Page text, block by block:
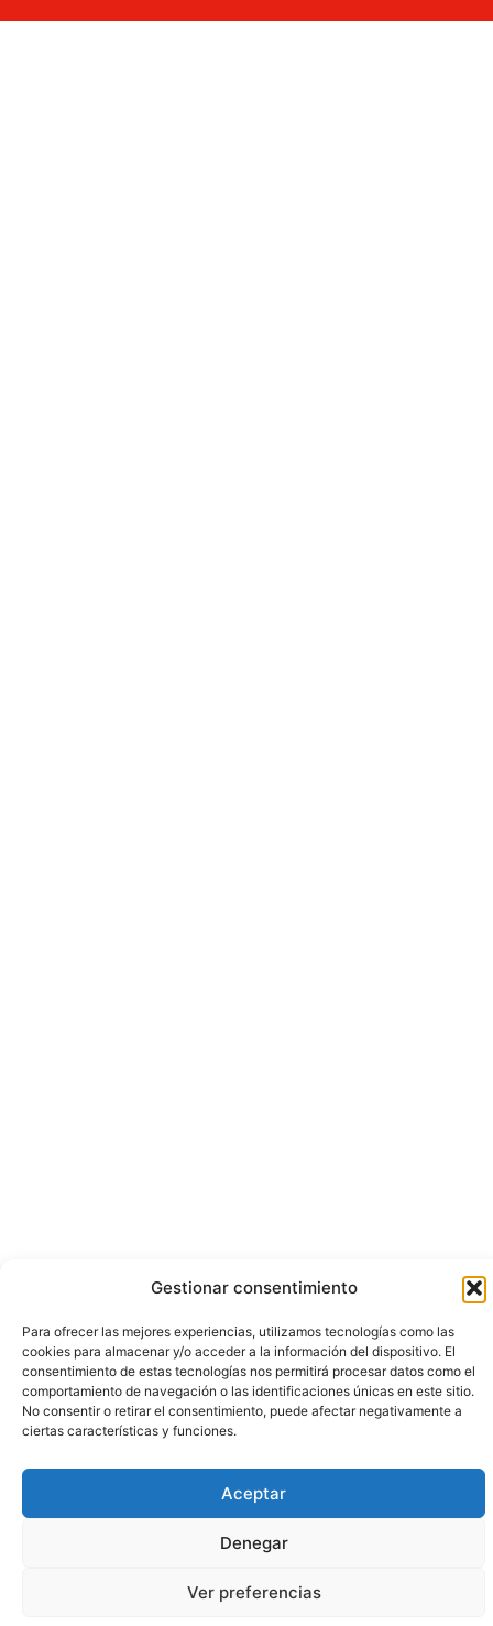
Gestionar consentimiento
Para ofrecer las mejores experiencias, utilizamos tecnologías como las
cookies para almacenar y/o acceder a la información del dispositivo. El
consentimiento de estas tecnologías nos permitirá procesar datos como el
comportamiento de navegación o las identificaciones únicas en este sitio.
No consentir o retirar el consentimiento, puede afectar negativamente a
ciertas características y funciones.
Aceptar
Denegar
Ver preferencias